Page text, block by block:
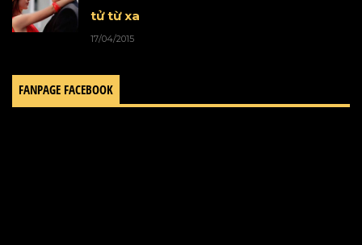
tử từ xa
17/04/2015
FANPAGE FACEBOOK